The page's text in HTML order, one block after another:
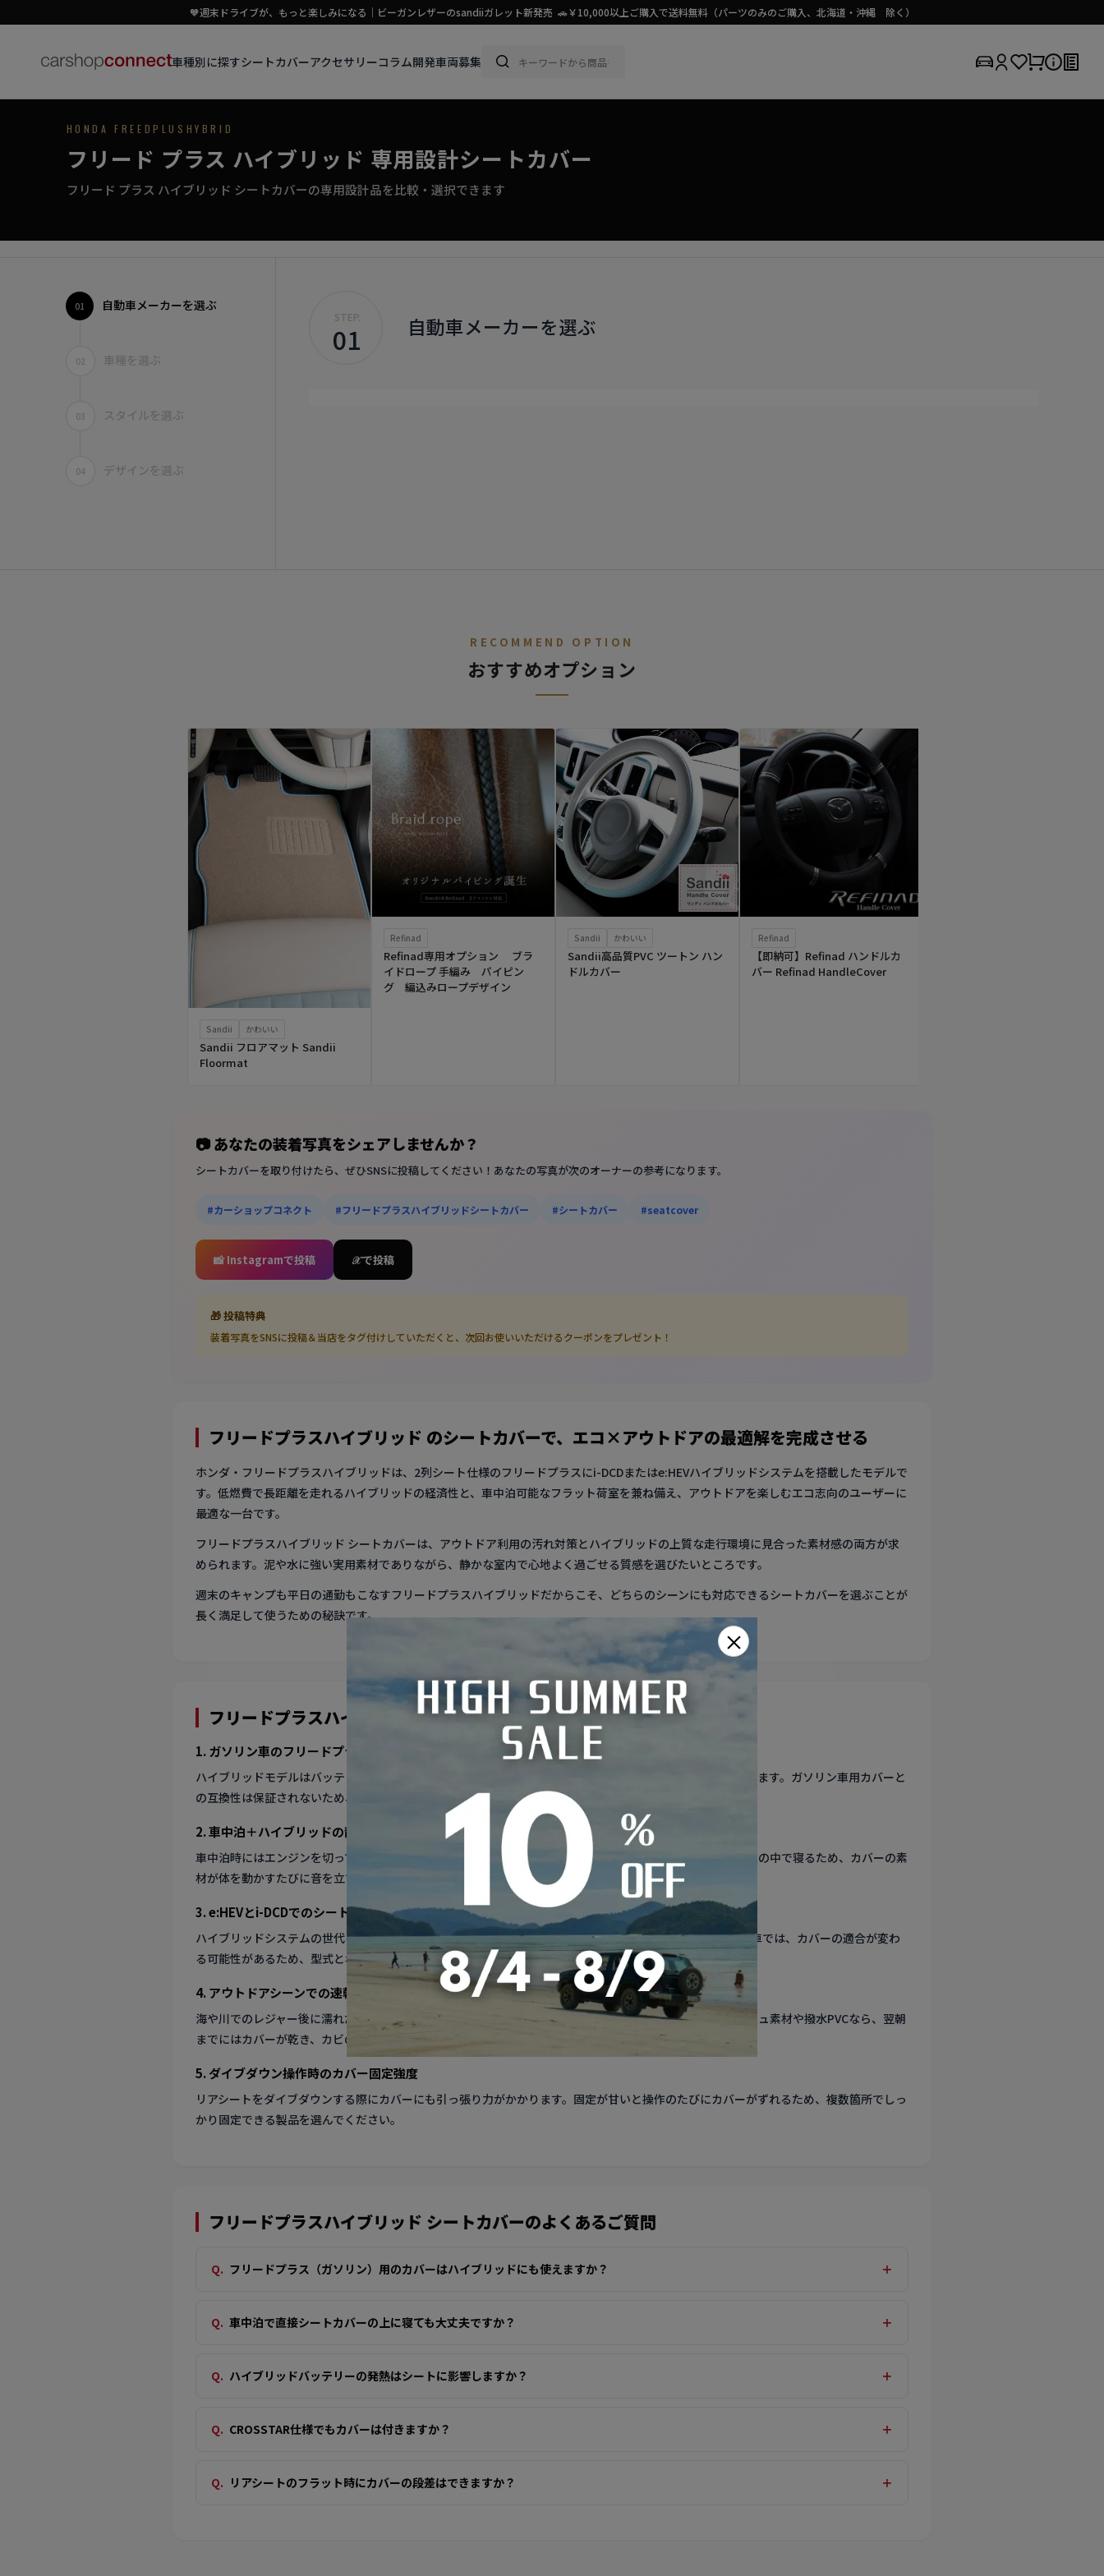
🧡週末ドライブが、もっと楽しみになる｜ビーガンレザーのsandiiガレット新発売 🚗￥10,000以上ご購入で送料無料（パーツのみのご購入、北海道・沖縄 除く）
車種別に探すシートカバーアクセサリーコラム開発車両募集 HONDA / FREED+ HYBRID
HYBRID
専用シートカバー
家族の笑顔を包む、シートカバー。
HONDA FREEDPLUSHYBRID
フリード プラス ハイブリッド 専用設計シートカバー
フリード プラス ハイブリッド シートカバーの専用設計品を比較・選択できます
01 自動車メーカーを選ぶ
02 車種を選ぶ
03 スタイルを選ぶ
04 デザインを選ぶ
STEP.
01 自動車メーカーを選ぶ
適合車種が無いけど、シートカバーを作ってほしいと
RECOMMEND OPTION
おすすめオプション
Sandii かわいい
Sandii フロアマット Sandii
Floormat
Refinad
Refinad専用オプション ブラ
イドロープ 手編み パイピン
グ 編込みロープデザイン
Sandii かわいい
Sandii高品質PVC ツートン ハン
ドルカバー
Refinad
【即納可】Refinad ハンドルカ
バー Refinad HandleCover
📷 あなたの装着写真をシェアしませんか？
シートカバーを取り付けたら、ぜひSNSに投稿してください！あなたの写真が次のオーナーの参考になります。
#カーショップコネクト #フリードプラスハイブリッドシートカバー #シートカバー #seatcover
📸 Instagramで投稿 𝒳 で投稿
🎁 投稿特典
装着写真をSNSに投稿＆当店をタグ付けしていただくと、次回お使いいただけるクーポンをプレゼント！
フリードプラスハイブリッド のシートカバーで、エコ×アウトドアの最適解を完成させる
ホンダ・フリードプラスハイブリッドは、2列シート仕様のフリードプラスにi-DCDまたはe:HEVハイブリッドシステムを搭載したモデルで
す。低燃費で長距離を走れるハイブリッドの経済性と、車中泊可能なフラット荷室を兼ね備え、アウトドアを楽しむエコ志向のユーザーに
最適な一台です。
フリードプラスハイブリッド シートカバーは、アウトドア利用の汚れ対策とハイブリッドの上質な走行環境に見合った素材感の両方が求
められます。泥や水に強い実用素材でありながら、静かな室内で心地よく過ごせる質感を選びたいところです。
週末のキャンプも平日の通勤もこなすフリードプラスハイブリッドだからこそ、どちらのシーンにも対応できるシートカバーを選ぶことが
長く満足して使うための秘訣です。
フリードプラスハイブリッド シートカバーの選び方ポイント
1. ガソリン車のフリードプラスとのシート構造差を確認
ハイブリッドモデルはバッテリー搭載位置の関係で、リアシート下部やフロア高に微妙な差があることがあります。ガソリン車用カバーと
の互換性は保証されないため、ハイブリッド対応品を確認してください。
2. 車中泊＋ハイブリッドの静粛性を活かすカバー選び
車中泊時にはエンジンを切ってバッテリーのみで過ごすこともあるフリードプラスハイブリッド。完全な静寂の中で寝るため、カバーの素
材が体を動かすたびに音を立てないことが快眠の条件です。
3. e:HEVとi-DCDでのシート仕様差
ハイブリッドシステムの世代によりシート仕様が異なることがあります。最新e:HEV搭載車と先代i-DCD搭載車では、カバーの適合が変わ
る可能性があるため、型式と年式の両方で確認しましょう。
4. アウトドアシーンでの速乾性素材のメリット
海や川でのレジャー後に濡れた状態で乗車することもあるフリードプラスハイブリッド。速乾性のあるメッシュ素材や撥水PVCなら、翌朝
までにはカバーが乾き、カビの心配も減ります。
5. ダイブダウン操作時のカバー固定強度
リアシートをダイブダウンする際にカバーにも引っ張り力がかかります。固定が甘いと操作のたびにカバーがずれるため、複数箇所でしっ
かり固定できる製品を選んでください。
フリードプラスハイブリッド シートカバーのよくあるご質問
フリードプラス（ガソリン）用のカバーはハイブリッドにも使えますか？
車中泊で直接シートカバーの上に寝ても大丈夫ですか？
ハイブリッドバッテリーの発熱はシートに影響しますか？
CROSSTAR仕様でもカバーは付きますか？
リアシートのフラット時にカバーの段差はできますか？
×